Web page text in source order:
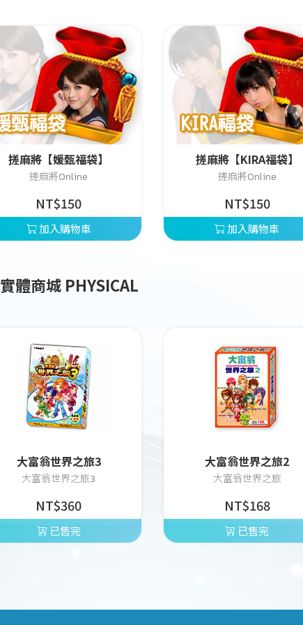
搓麻將【媛甄福袋】
搓麻將Online
NT$150
加入購物車
搓麻將【KIRA福袋】
搓麻將Online
NT$150
加入購物車
實體商城 PHYSICAL
大富翁世界之旅3
大富翁世界之旅3
NT$360
已售完
大富翁世界之旅2
大富翁世界之旅
NT$168
已售完